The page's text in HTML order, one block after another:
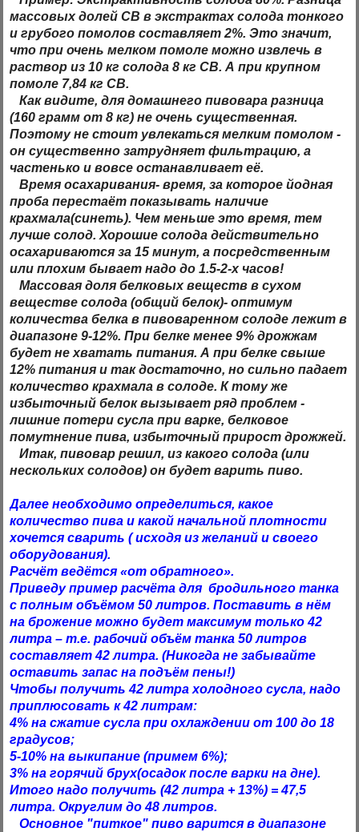
массовых долей СВ в экстрактах солода тонкого
и грубого помолов составляет 2%. Это значит,
что при очень мелком помоле можно извлечь в
раствор из 10 кг солода 8 кг СВ. А при крупном
помоле 7,84 кг СВ.
Как видите, для домашнего пивовара разница
(160 грамм от 8 кг) не очень существенная.
Поэтому не стоит увлекаться мелким помолом -
он существенно затрудняет фильтрацию, а
частенько и вовсе останавливает её.
Время осахаривания- время, за которое йодная
проба перестаёт показывать наличие
крахмала(синеть). Чем меньше это время, тем
лучше солод. Хорошие солода действительно
осахариваются за 15 минут, а посредственным
или плохим бывает надо до 1.5-2-х часов!
Массовая доля белковых веществ в сухом
веществе солода (общий белок)- оптимум
количества белка в пивоваренном солоде лежит в
диапазоне 9-12%. При белке менее 9% дрожжам
будет не хватать питания. А при белке свыше
12% питания и так достаточно, но сильно падает
количество крахмала в солоде. К тому же
избыточный белок вызывает ряд проблем -
лишние потери сусла при варке, белковое
помутнение пива, избыточный прирост дрожжей.
Итак, пивовар решил, из какого солода (или
нескольких солодов) он будет варить пиво.
Далее необходимо определиться, какое
количество пива и какой начальной плотности
хочется сварить ( исходя из желаний и своего
оборудования).
Расчёт ведётся «от обратного».
Приведу пример расчёта для бродильного танка
с полным объёмом 50 литров. Поставить в нём
на брожение можно будет максимум только 42
литра – т.е. рабочий объём танка 50 литров
составляет 42 литра. (Никогда не забывайте
оставить запас на подъём пены!)
Чтобы получить 42 литра холодного сусла, надо
приплюсовать к 42 литрам:
4% на сжатие сусла при охлаждении от 100 до 18
градусов;
5-10% на выкипание (примем 6%);
3% на горячий брух(осадок после варки на дне).
Итого надо получить (42 литра + 13%) = 47,5
литра. Округлим до 48 литров.
Основное "питкое" пиво варится в диапазоне